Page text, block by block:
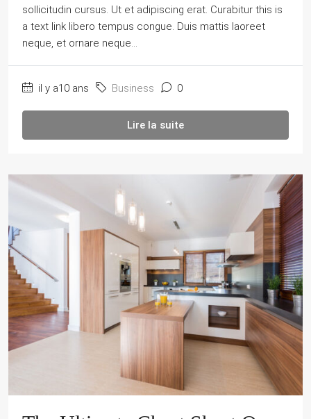
sollicitudin cursus. Ut et adipiscing erat. Curabitur this is
a text link libero tempus congue. Duis mattis laoreet
neque, et ornare neque...
il y a10 ans Business 0
Lire la suite